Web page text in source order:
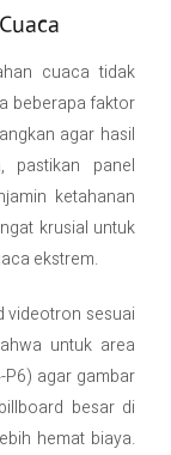
cuaca tidak
beberapa faktor
agar hasil
pastikan panel
ketahanan
krusial untuk
ekstrem.
videotron sesuai
untuk area
agar gambar
besar di
hemat biaya.